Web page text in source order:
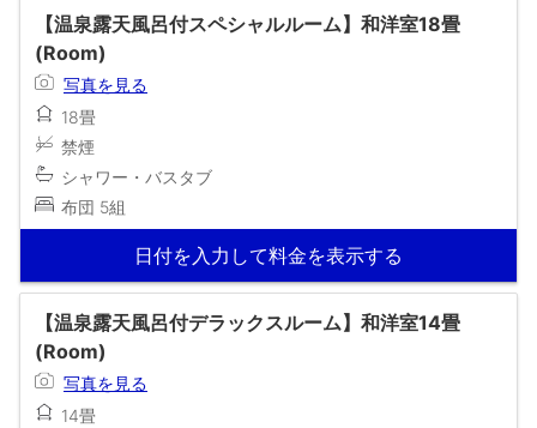
【温泉露天風呂付スペシャルルーム】和洋室18畳
(Room)
写真を見る
18畳
禁煙
シャワー・バスタブ
布団 5組
日付を入力して料金を表示する
【温泉露天風呂付デラックスルーム】和洋室14畳
(Room)
写真を見る
14畳